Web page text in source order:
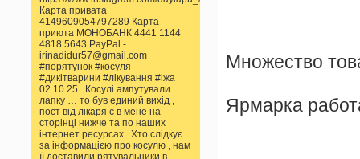
Карта привата
4149609054797289 Карта
приюта МОНОБАНК 4441 1144
4818 5643 PayPal -
irinadidur57@gmail.com
#порятунок #косуля
#дикітварини #лікування #іжа
02.10.25 Косулі ампутували
лапку … то був единий вихід ,
пост від лікаря є в мене на
сторінці нижче та по наших
інтернет ресурсах . Хто слідкує
за інформацією про косулю , нам
її доставили рятувальники в
Множество
Ярмарка